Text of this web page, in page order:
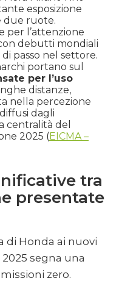
esposizione
due ruote.
per l’attenzione
debutti mondiali
passo nel settore.
portano sul
per l’uso
distanze,
nella percezione
dagli
centralità del
2025 (EICMA –
tra
presentate
di Honda ai nuovi
2025 segna una
zero.